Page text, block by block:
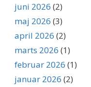
juni 2026 (2)
maj 2026 (3)
april 2026 (2)
marts 2026 (1)
februar 2026 (1)
januar 2026 (2)